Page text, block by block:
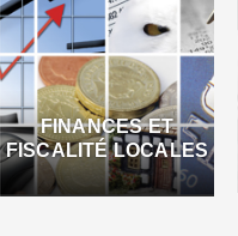
FINANCES ET
FISCALITÉ LOCALES